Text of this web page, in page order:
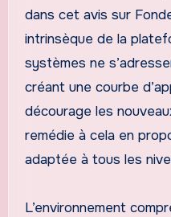
dans cet avis sur
intrinsèque de la
systèmes ne
créant une courbe
décourage les
remédie à cela en
adaptée à tous les
L’environnement